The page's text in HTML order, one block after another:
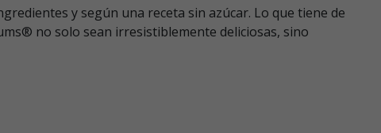
y según una receta sin azúcar. Lo que tiene de
no solo sean irresistiblemente deliciosas, sino